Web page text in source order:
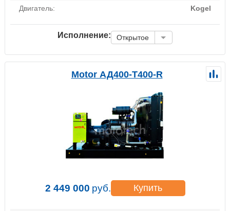
Двигатель:
Kogel
Исполнение: Открытое
Motor АД400-Т400-R
2 449 000 руб. Купить